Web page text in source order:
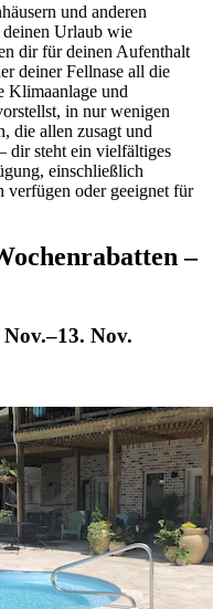
und anderen
Urlaub wie
dir für deinen Aufenthalt
deiner Fellnase all die
Klimaanlage und
in nur wenigen
die allen zusagt und
dir steht ein vielfältiges
einschließlich
verfügen oder geeignet für
–
Nov.–13. Nov.